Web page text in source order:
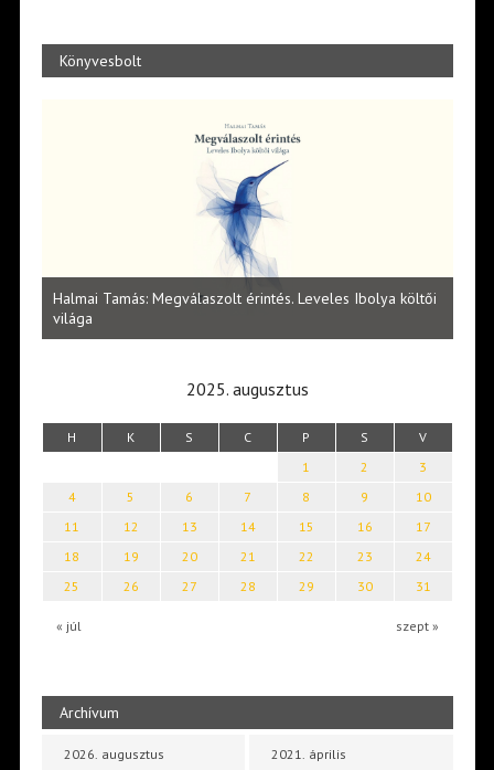
Könyvesbolt
Halmai Tamás: Megválaszolt érintés. Leveles Ibolya költői
világa
2025. augusztus
H K S C P S V
« júl szept »
1 2
3
4
5 6 7 8 9
10
11
12 13 14 15 16
17
18
19 20 21 22 23
24
25
26 27 28 29 30 31
Archívum
2026. augusztus 2021. április